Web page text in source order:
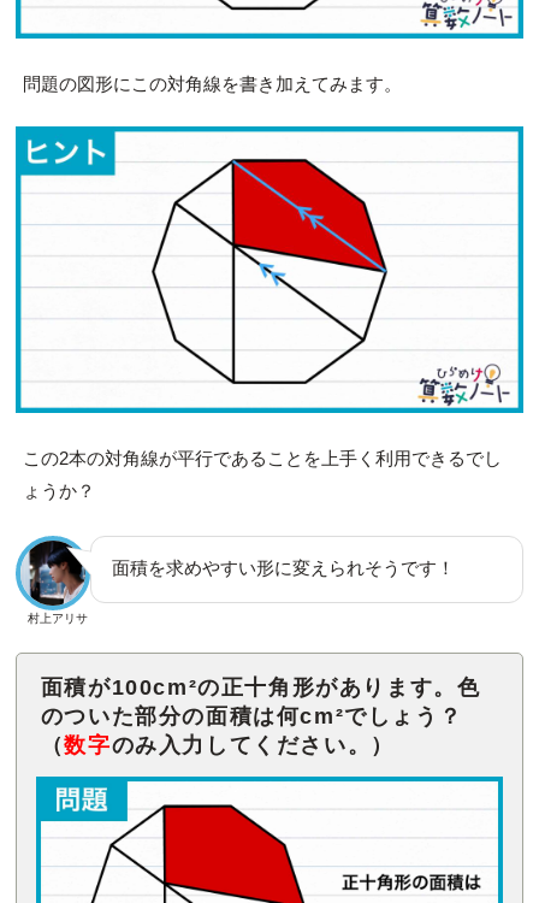
問題の図形にこの対角線を書き加えてみます。
この2本の対角線が平行であることを上手く利用できるでし
ょうか？
村上アリサ
面積を求めやすい形に変えられそうです！
面積が100cm²の正十角形があります。色
のついた部分の面積は何cm²でしょう？
（数字のみ入力してください。）